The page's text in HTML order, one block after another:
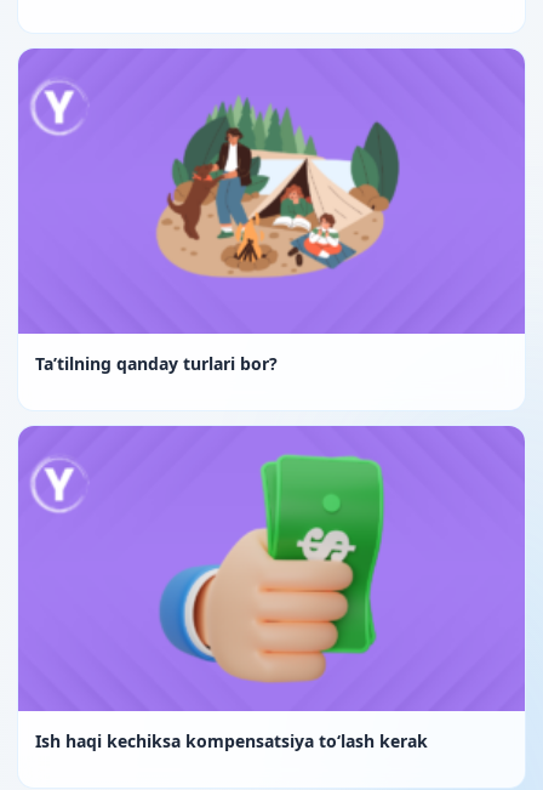
Ta’tilning qanday turlari bor?
Ish haqi kechiksa kompensatsiya to‘lash kerak